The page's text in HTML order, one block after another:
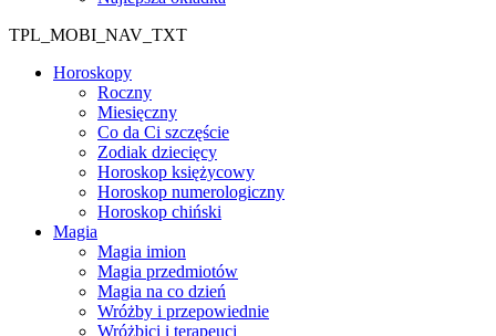
TPL_MOBI_NAV_TXT
Horoskopy
Roczny
Miesięczny
Co da Ci szczęście
Zodiak dziecięcy
Horoskop księżycowy
Horoskop numerologiczny
Horoskop chiński
Magia
Magia imion
Magia przedmiotów
Magia na co dzień
Wróżby i przepowiednie
Wróżbici i terapeuci